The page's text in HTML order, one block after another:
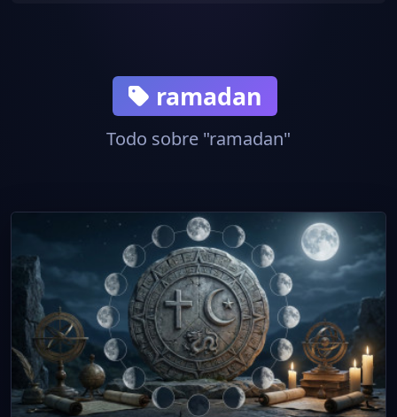
ramadan
Todo sobre "ramadan"